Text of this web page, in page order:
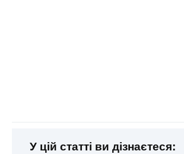
У цій статті ви дізнаєтеся: